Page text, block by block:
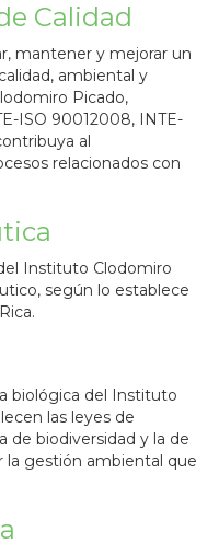
Calidad
mantener y mejorar un
ambiental y
Picado,
ISO 90012008, INTE-
al
relacionados con
Instituto Clodomiro
según lo establece
biológica del Instituto
las leyes de
de biodiversidad y la de
la gestión ambiental que